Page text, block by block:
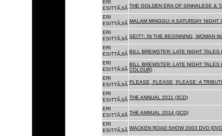
ERI
ESITTÃJIÃ THE GOLDEN ERA OF SINHALESE &
ERI
ESITTÃJIÃ MALAM MINGGU: A SATURDAY NIGHT
ERI
ESITTÃJIÃ SEIT?: IN THE BEGINNING, WOMAN
ERI
ESITTÃJIÃ BILL BREWSTER: LATE NIGHT
ERI
ESITTÃJIÃ
BILL BREWSTER: LATE NIGHT
COLOUR)
ERI
ESITTÃJIÃ PLEASE, PLEASE, PLEASE: A
ERI
ESITTÃJIÃ THE ANNUAL 2011 (3CD)
ERI
ESITTÃJIÃ THE ANNUAL 2014 (3CD)
ERI
ESITTÃJIÃ WACKEN ROAD SHOW 2003 DVD